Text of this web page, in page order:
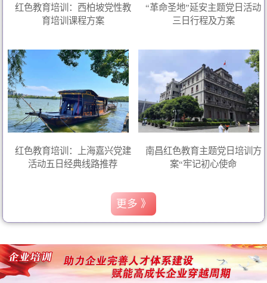
红色教育培训：西柏坡党性教
育培训课程方案
“革命圣地”延安主题党日活动
三日行程及方案
红色教育培训：上海嘉兴党建
活动五日经典线路推荐
南昌红色教育主题党日培训方
案“牢记初心使命
更多 》